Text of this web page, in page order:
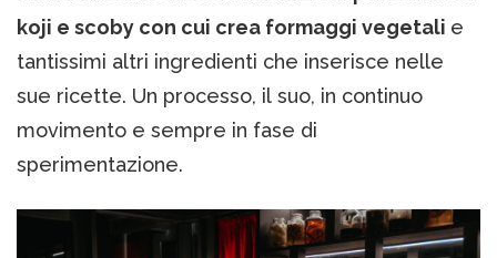
koji e scoby con cui crea formaggi vegetali e
tantissimi altri ingredienti che inserisce nelle
sue ricette. Un processo, il suo, in continuo
movimento e sempre in fase di
sperimentazione.